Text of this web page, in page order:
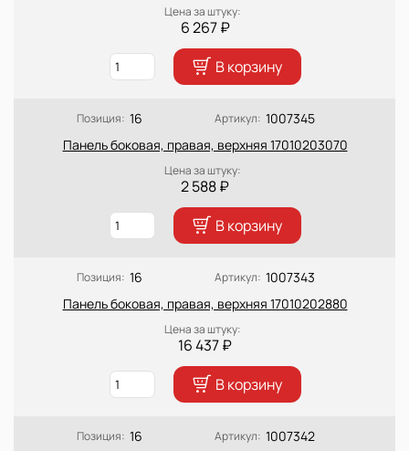
Цена за штуку:
6 267 ₽
В корзину
Позиция: 16 Артикул: 1007345
Панель боковая, правая, верхняя 17010203070
Цена за штуку:
2 588 ₽
В корзину
Позиция: 16 Артикул: 1007343
Панель боковая, правая, верхняя 17010202880
Цена за штуку:
16 437 ₽
В корзину
Позиция: 16 Артикул: 1007342